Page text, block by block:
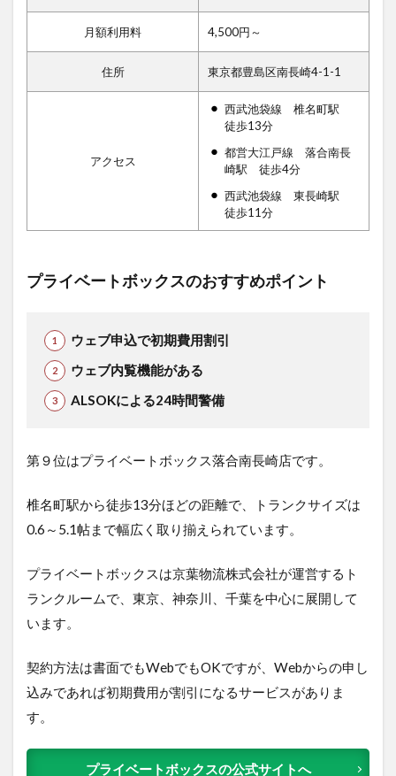
月額利用料 4,500円～
住所 東京都豊島区南長崎4-1-1
アクセス
西武池袋線 椎名町駅
徒歩13分
都営大江戸線 落合南長
崎駅 徒歩4分
西武池袋線 東長崎駅
徒歩11分
プライベートボックスのおすすめポイント
ウェブ申込で初期費用割引
ウェブ内覧機能がある
ALSOKによる24時間警備
第９位はプライベートボックス落合南長崎店です。
椎名町駅から徒歩13分ほどの距離で、トランクサイズは
0.6～5.1帖まで幅広く取り揃えられています。
プライベートボックスは京葉物流株式会社が運営するト
ランクルームで、東京、神奈川、千葉を中心に展開して
います。
契約方法は書面でもWebでもOKですが、Webからの申し
込みであれば初期費用が割引になるサービスがありま
す。
プライベートボックスの公式サイトへ